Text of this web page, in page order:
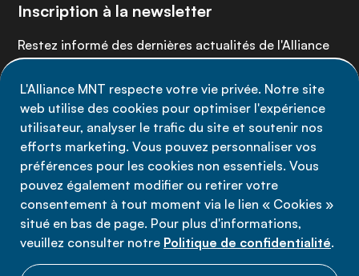
L'Alliance MNT respecte votre vie privée. Notre site
web utilise des cookies pour optimiser l'expérience
utilisateur, analyser le trafic du site et soutenir nos
efforts marketing. Vous pouvez personnaliser vos
préférences pour les cookies non essentiels. Vous
pouvez également modifier ou retirer votre
consentement à tout moment via le lien « Cookies »
situé en bas de page. Pour plus d'informations,
veuillez consulter notre Politique de confidentialité.
Inscription à la newsletter
Restez informé des dernières actualités de l'Alliance
Inscrivez-vous maintenant
Politique de confidentialité
Conditions d'utilisation